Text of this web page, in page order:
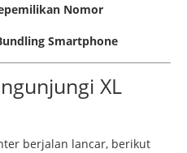
Nomor
Smartphone
XL
berjalan lancar, berikut